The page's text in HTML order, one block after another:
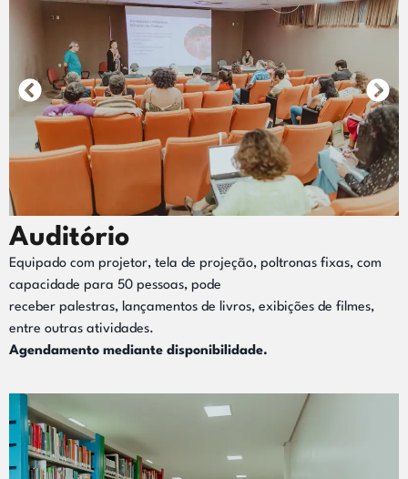
Auditório
Equipado com projetor, tela de projeção, poltronas fixas, com
capacidade para 50 pessoas, pode
receber palestras, lançamentos de livros, exibições de filmes,
entre outras atividades.
Agendamento mediante disponibilidade.